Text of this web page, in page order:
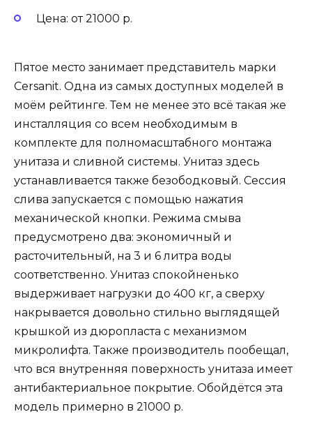
Цена: от 21000 р.
Пятое место занимает представитель марки
Cersanit. Одна из самых доступных моделей в
моём рейтинге. Тем не менее это всё такая же
инсталляция со всем необходимым в
комплекте для полномасштабного монтажа
унитаза и сливной системы. Унитаз здесь
устанавливается также безободковый. Сессия
слива запускается с помощью нажатия
механической кнопки. Режима смыва
предусмотрено два: экономичный и
расточительный, на 3 и 6 литра воды
соответственно. Унитаз спокойненько
выдерживает нагрузки до 400 кг, а сверху
накрывается довольно стильно выглядящей
крышкой из дюропласта с механизмом
микролифта. Также производитель пообещал,
что вся внутренняя поверхность унитаза имеет
антибактериальное покрытие. Обойдётся эта
модель примерно в 21000 р.